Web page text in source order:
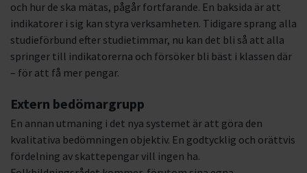
och hur de ska mätas, pågår fortfarande. En baksida är att
indikatorer i sig kan styra verksamheten. Tidigare sprang alla
studieförbund efter studietimmar, nu kan det bli så att alla
springer till indikatorerna och försöker bli bäst i klassen där
– för att få mer pengar.
Extern bedömargrupp
En annan utmaning i det nya systemet är att göra den
kvalitativa bedömningen objektiv. En godtycklig och orättvis
fördelning av skattepengar vill ingen ha.